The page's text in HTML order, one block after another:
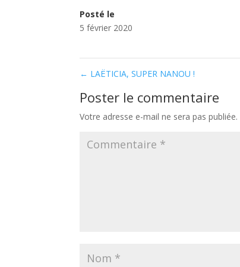
Posté le
5 février 2020
← LAËTICIA, SUPER NANOU !
Poster le commentaire
Votre adresse e-mail ne sera pas publiée.